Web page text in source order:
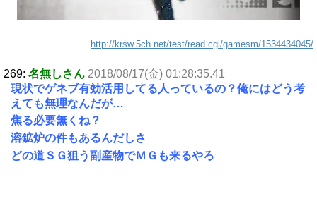
http://krsw.5ch.net/test/read.cgi/gamesm/1534434045/
269: 名無しさん 2018/08/17(金) 01:28:35.41
現状でゲネブ有効活用してる人っているの？俺にはどう考
えても無理なんだが…
焦る必要無くね？
溶鉱炉の件もあるんだしさ
どの道ＳＧ狙う副産物でＭＧも来るやろ